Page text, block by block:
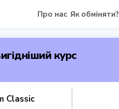
Про нас Як обміняти?
курс
Classic